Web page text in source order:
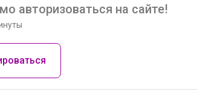
авторизоваться на сайте!